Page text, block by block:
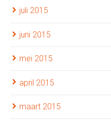
juli 2015
juni 2015
mei 2015
april 2015
maart 2015